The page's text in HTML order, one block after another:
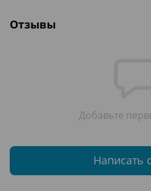
Отзывы
Добавьте
Написать